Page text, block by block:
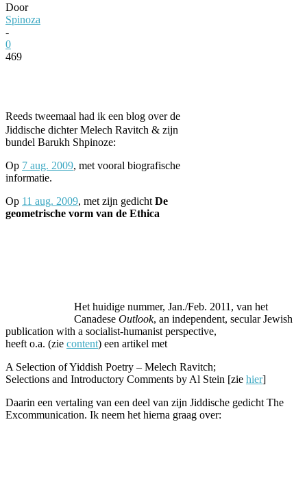
Door
Spinoza
-
0
469
Reeds tweemaal had ik een blog over de
Jiddische dichter Melech Ravitch & zijn
bundel Barukh Shpinoze:
Op 7 aug. 2009, met vooral biografische
informatie.
Op 11 aug. 2009, met zijn gedicht De
geometrische vorm van de Ethica
Het huidige nummer, Jan./Feb. 2011, van het
Canadese Outlook, an independent, secular Jewish
publication with a socialist-humanist perspective,
heeft o.a. (zie content) een artikel met
A Selection of Yiddish Poetry – Melech Ravitch;
Selections and Introductory Comments by Al Stein [zie hier]
Daarin een vertaling van een deel van zijn Jiddische gedicht The
Excommunication. Ik neem het hierna graag over: